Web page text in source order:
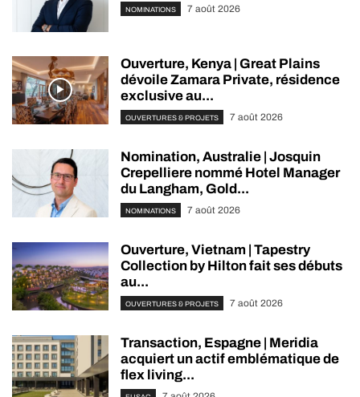
NOMINATIONS 7 août 2026
Ouverture, Kenya | Great Plains
dévoile Zamara Private, résidence
exclusive au...
OUVERTURES & PROJETS 7 août 2026
Nomination, Australie | Josquin
Crepelliere nommé Hotel Manager
du Langham, Gold...
NOMINATIONS 7 août 2026
Ouverture, Vietnam | Tapestry
Collection by Hilton fait ses débuts
au...
OUVERTURES & PROJETS 7 août 2026
Transaction, Espagne | Meridia
acquiert un actif emblématique de
flex living...